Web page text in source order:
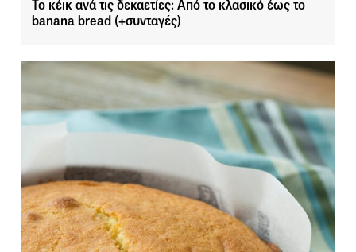
Το κέικ ανά τις δεκαετίες: Από το κλασικό έως το
banana bread (+συνταγές)